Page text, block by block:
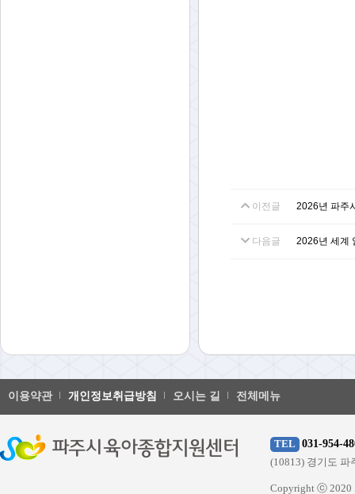
이전글 2026년 파주
다음글 2026년 세계
이용약관 개인정보취급방침 오시는 길 전체메뉴
TEL 031-954-
(10813) 경기도 파
Copyright ⓒ 2020